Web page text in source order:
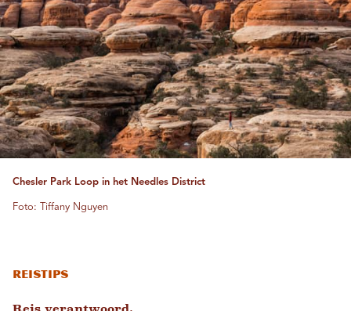
Chesler Park Loop in het Needles District
Foto: Tiffany Nguyen
Reistips